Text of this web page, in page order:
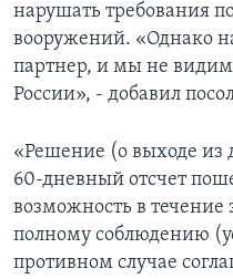
нарушать требования
вооружений. «Однако
партнер, и мы не видим
России», - добавил
«Решение (о выходе из
60-дневный отсчет
возможность в течение
полному соблюдению
противном случае